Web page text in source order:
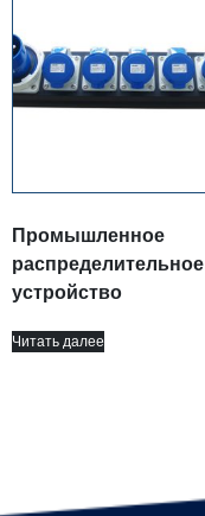
Промышленное
распределительное
устройство
Читать далее